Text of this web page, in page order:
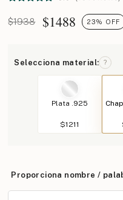
$1938 $1488 23% OFF
Selecciona material: ?
Plata .925
$1211
Proporciona nombre /